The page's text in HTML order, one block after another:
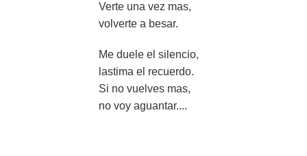
Verte una vez mas,
volverte a besar.
Me duele el silencio,
lastima el recuerdo.
Si no vuelves mas,
no voy aguantar....